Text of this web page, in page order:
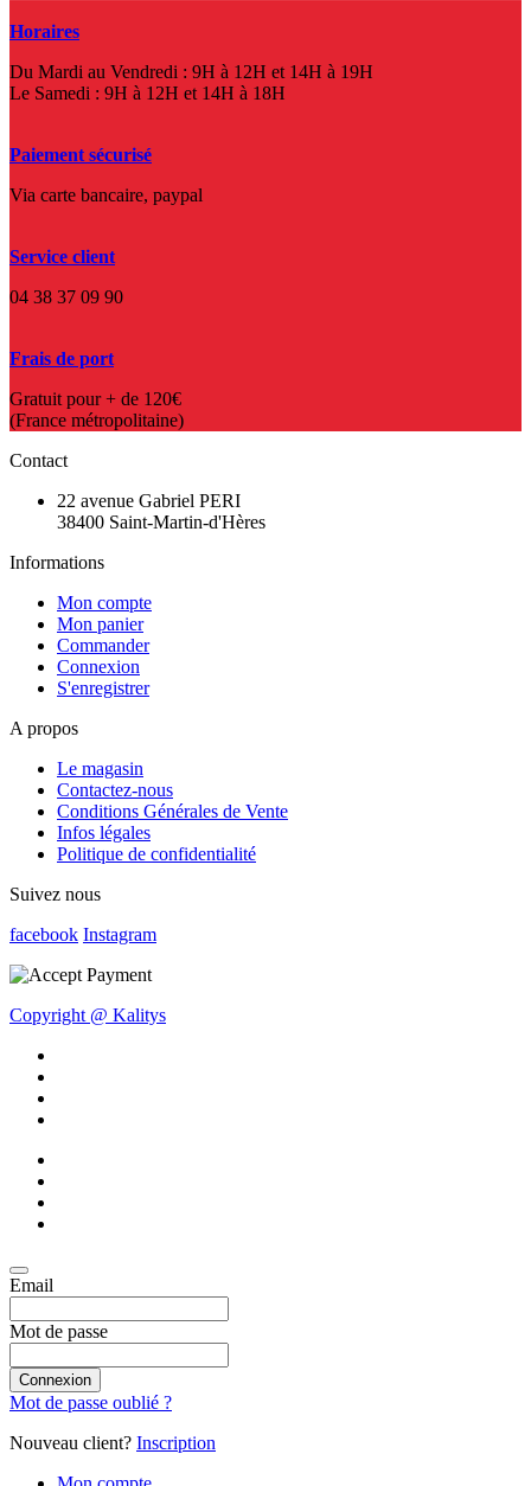
Horaires
Du Mardi au Vendredi : 9H à 12H et 14H à 19H
Le Samedi : 9H à 12H et 14H à 18H
Paiement sécurisé
Via carte bancaire, paypal
Service client
04 38 37 09 90
Frais de port
Gratuit pour + de 120€
(France métropolitaine)
Contact
22 avenue Gabriel PERI
38400 Saint-Martin-d'Hères
Informations
Mon compte
Mon panier
Commander
Connexion
S'enregistrer
A propos
Le magasin
Contactez-nous
Conditions Générales de Vente
Infos légales
Politique de confidentialité
Suivez nous
facebook Instagram
Copyright @ Kalitys
Email
Mot de passe
Connexion
Mot de passe oublié ?
Nouveau client? Inscription